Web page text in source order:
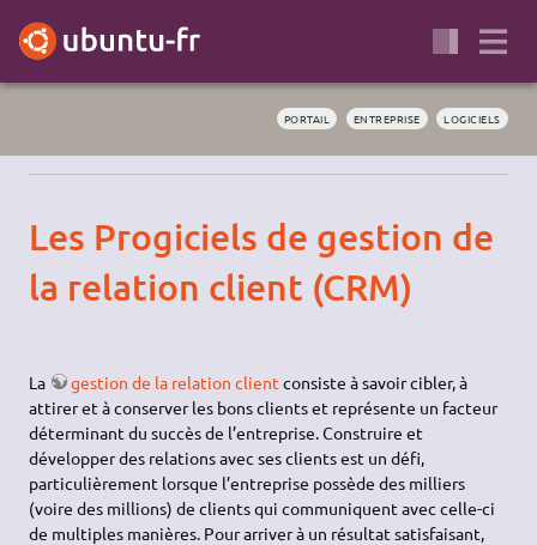
PORTAIL ENTREPRISE LOGICIELS
Les Progiciels de gestion de
la relation client (CRM)
La gestion de la relation client consiste à savoir cibler, à
attirer et à conserver les bons clients et représente un facteur
déterminant du succès de l’entreprise. Construire et
développer des relations avec ses clients est un défi,
particulièrement lorsque l’entreprise possède des milliers
(voire des millions) de clients qui communiquent avec celle-ci
de multiples manières. Pour arriver à un résultat satisfaisant,